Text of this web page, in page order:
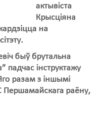
актывіста
Крысціяна
на
быў брутальна
падчас інструктажу
разам з іншымі
Першамайскага раёну,